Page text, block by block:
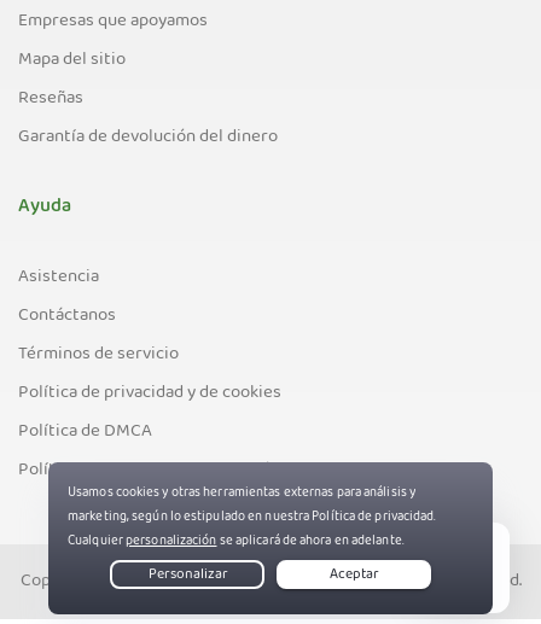
Empresas que apoyamos
Mapa del sitio
Reseñas
Garantía de devolución del dinero
Ayuda
Asistencia
Contáctanos
Términos de servicio
Política de privacidad y de cookies
Política de DMCA
Política de control de exportación
Copyright © PIA Private Internet Access, Inc. All Rights Reserved.